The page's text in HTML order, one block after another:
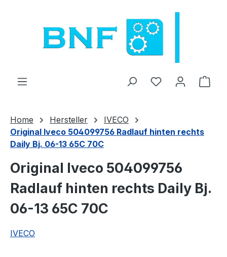
Tem 0 itens da
O
Home Hersteller
IVECO
Original Iveco 504099756 Radlauf hinten rechts
Daily Bj. 06-13 65C 70C
Original Iveco 504099756
Radlauf hinten rechts Daily Bj.
06-13 65C 70C
IVECO